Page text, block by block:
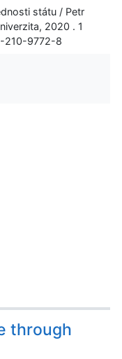
státu / Petr
2020 . 1
210-9772-8
through